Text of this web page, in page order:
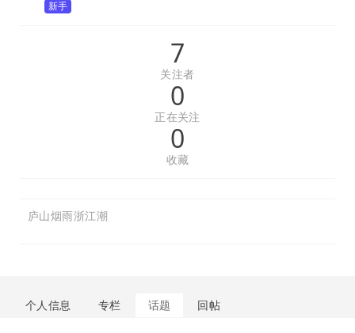
新手
7
关注者
0
正在关注
0
收藏
庐山烟雨浙江潮
个人信息 专栏 话题 回帖